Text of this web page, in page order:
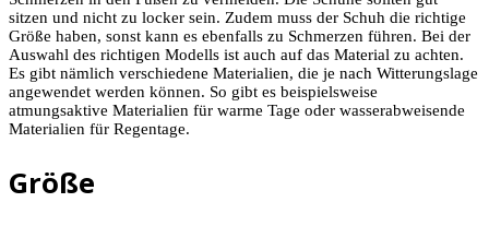
sitzen und nicht zu locker sein. Zudem muss der Schuh die richtige
Größe haben, sonst kann es ebenfalls zu Schmerzen führen. Bei der
Auswahl des richtigen Modells ist auch auf das Material zu achten.
Es gibt nämlich verschiedene Materialien, die je nach Witterungslage
angewendet werden können. So gibt es beispielsweise
atmungsaktive Materialien für warme Tage oder wasserabweisende
Materialien für Regentage.
Größe